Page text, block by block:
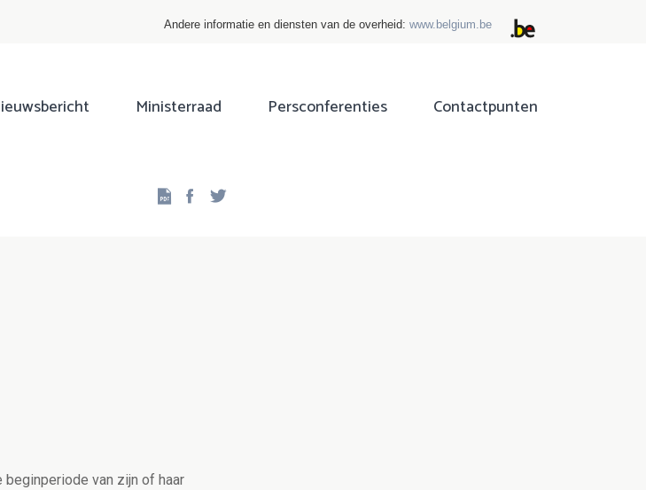
Andere informatie en diensten van de overheid: www.belgium.be
Ministerraad Persconferenties Contactpunten
Facebook
van zijn of haar